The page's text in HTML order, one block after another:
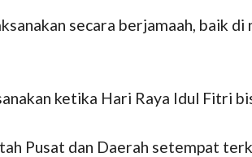
secara berjamaah, baik
ketika Hari Raya Idul Fitri
Pusat dan Daerah setempat